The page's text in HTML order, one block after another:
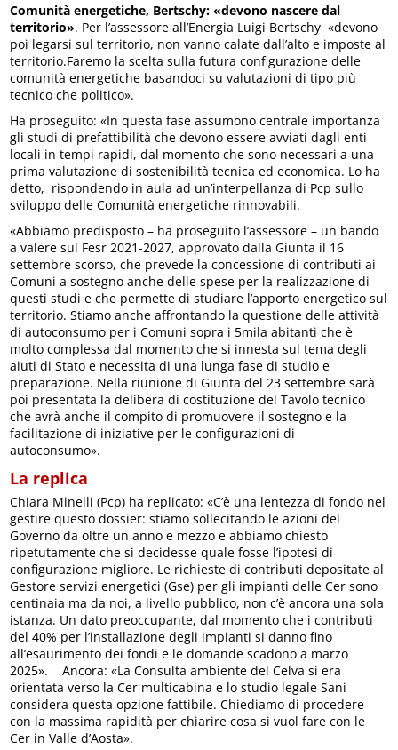
Comunità energetiche, Bertschy: «devono nascere dal
territorio». Per l’assessore all’Energia Luigi Bertschy «devono
poi legarsi sul territorio, non vanno calate dall’alto e imposte al
territorio.Faremo la scelta sulla futura configurazione delle
comunità energetiche basandoci su valutazioni di tipo più
tecnico che politico».
Ha proseguito: «In questa fase assumono centrale importanza
gli studi di prefattibilità che devono essere avviati dagli enti
locali in tempi rapidi, dal momento che sono necessari a una
prima valutazione di sostenibilità tecnica ed economica. Lo ha
detto, rispondendo in aula ad un’interpellanza di Pcp sullo
sviluppo delle Comunità energetiche rinnovabili.
«Abbiamo predisposto – ha proseguito l’assessore – un bando
a valere sul Fesr 2021-2027, approvato dalla Giunta il 16
settembre scorso, che prevede la concessione di contributi ai
Comuni a sostegno anche delle spese per la realizzazione di
questi studi e che permette di studiare l’apporto energetico sul
territorio. Stiamo anche affrontando la questione delle attività
di autoconsumo per i Comuni sopra i 5mila abitanti che è
molto complessa dal momento che si innesta sul tema degli
aiuti di Stato e necessita di una lunga fase di studio e
preparazione. Nella riunione di Giunta del 23 settembre sarà
poi presentata la delibera di costituzione del Tavolo tecnico
che avrà anche il compito di promuovere il sostegno e la
facilitazione di iniziative per le configurazioni di
autoconsumo».
La replica
Chiara Minelli (Pcp) ha replicato: «C’è una lentezza di fondo nel
gestire questo dossier: stiamo sollecitando le azioni del
Governo da oltre un anno e mezzo e abbiamo chiesto
ripetutamente che si decidesse quale fosse l’ipotesi di
configurazione migliore. Le richieste di contributi depositate al
Gestore servizi energetici (Gse) per gli impianti delle Cer sono
centinaia ma da noi, a livello pubblico, non c’è ancora una sola
istanza. Un dato preoccupante, dal momento che i contributi
del 40% per l’installazione degli impianti si danno fino
all’esaurimento dei fondi e le domande scadono a marzo
2025». Ancora: «La Consulta ambiente del Celva si era
orientata verso la Cer multicabina e lo studio legale Sani
considera questa opzione fattibile. Chiediamo di procedere
con la massima rapidità per chiarire cosa si vuol fare con le
Cer in Valle d’Aosta».